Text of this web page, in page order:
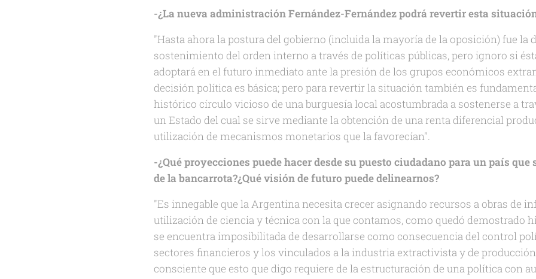
-¿La nueva administración Fernández-Fernández podrá revertir esta
"Hasta ahora la postura del gobierno (incluida la mayoría de la oposición) fue la
sostenimiento del orden interno a través de políticas públicas, pero ignoro si
adoptará en el futuro inmediato ante la presión de los grupos económicos
decisión política es básica; pero para revertir la situación también es
histórico círculo vicioso de una burguesía local acostumbrada a sostenerse a
un Estado del cual se sirve mediante la obtención de una renta diferencial
utilización de mecanismos monetarios que la favorecían".
-¿Qué proyecciones puede hacer desde su puesto ciudadano para un país que
de la bancarrota?¿Qué visión de futuro puede delinearnos?
"Es innegable que la Argentina necesita crecer asignando recursos a obras de
utilización de ciencia y técnica con la que contamos, como quedó demostrado
se encuentra imposibilitada de desarrollarse como consecuencia del control
sectores financieros y los vinculados a la industria extractivista y de
consciente que esto que digo requiere de la estructuración de una política con